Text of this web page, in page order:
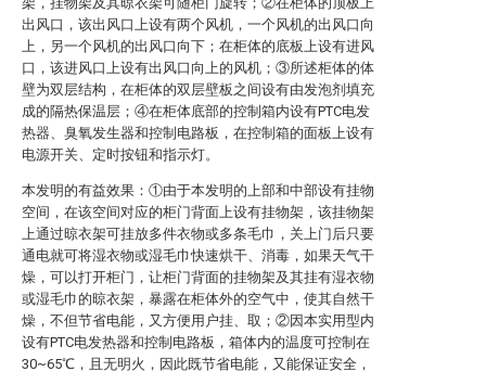
出风口，该出风口上设有两个风机，一个风机的出风口向
上，另一个风机的出风口向下；在柜体的底板上设有进风
口，该进风口上设有出风口向上的风机；③所述柜体的体
壁为双层结构，在柜体的双层壁板之间设有由发泡剂填充
成的隔热保温层；④在柜体底部的控制箱内设有PTC电发
热器、臭氧发生器和控制电路板，在控制箱的面板上设有
电源开关、定时按钮和指示灯。
本发明的有益效果：①由于本发明的上部和中部设有挂物
空间，在该空间对应的柜门背面上设有挂物架，该挂物架
上通过晾衣架可挂放多件衣物或多条毛巾，关上门后只要
通电就可将湿衣物或湿毛巾快速烘干、消毒，如果天气干
燥，可以打开柜门，让柜门背面的挂物架及其挂有湿衣物
或湿毛巾的晾衣架，暴露在柜体外的空气中，使其自然干
燥，不但节省电能，又方便用户挂、取；②因本实用型内
设有PTC电发热器和控制电路板，箱体内的温度可控制在
30~65℃，且无明火，因此既节省电能，又能保证安全，